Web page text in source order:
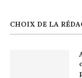
CHOIX DE LA